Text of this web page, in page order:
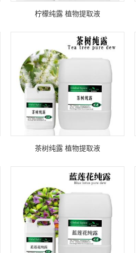
柠檬纯露 植物提取液
茶树纯露 植物提取液